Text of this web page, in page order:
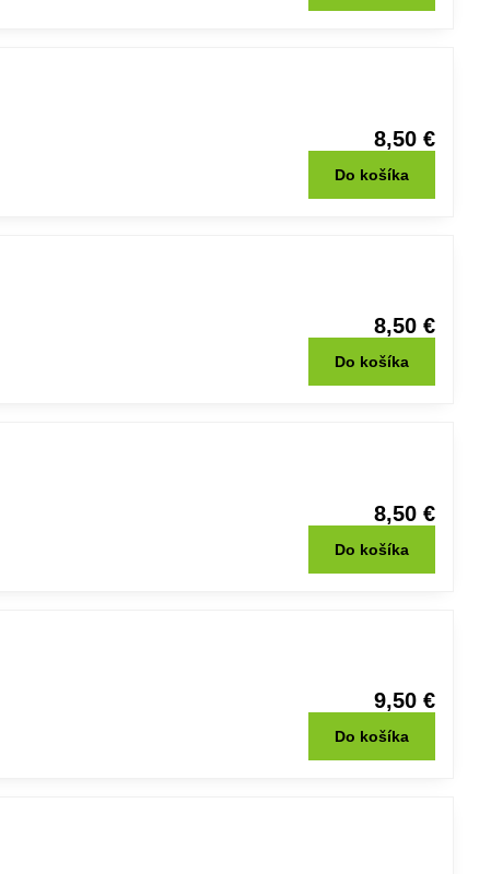
8,50 €
Do košíka
8,50 €
Do košíka
8,50 €
Do košíka
9,50 €
Do košíka